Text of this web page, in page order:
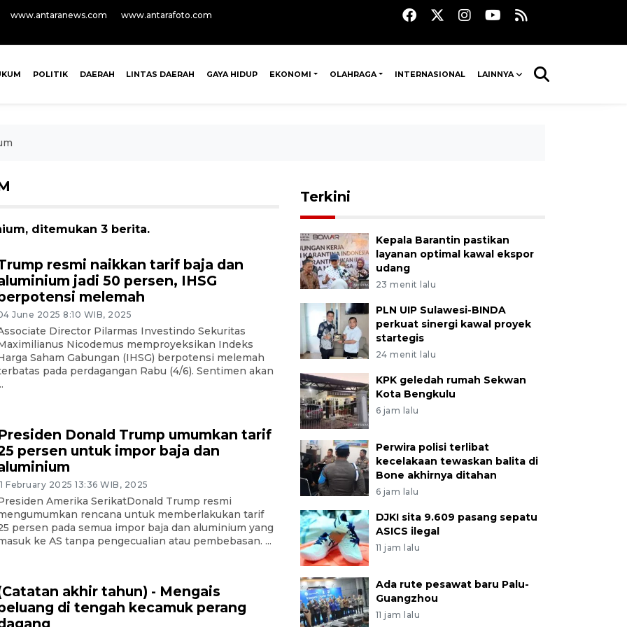
www.antaranews.com www.antarafoto.com
POLITIK DAERAH LINTAS DAERAH GAYA HIDUP EKONOMI OLAHRAGA INTERNASIONAL LAINNYA
ditemukan 3 berita.
resmi naikkan tarif baja dan
jadi 50 persen, IHSG
melemah
June 2025 8:10 WIB, 2025
Director Pilarmas Investindo Sekuritas
Nicodemus memproyeksikan Indeks
Saham Gabungan (IHSG) berpotensi melemah
pada perdagangan Rabu (4/6). Sentimen akan
Donald Trump umumkan tarif
persen untuk impor baja dan
February 2025 13:36 WIB, 2025
Amerika SerikatDonald Trump resmi
rencana untuk memberlakukan tarif
persen pada semua impor baja dan aluminium yang
ke AS tanpa pengecualian atau pembebasan. ...
akhir tahun) - Mengais
di tengah kecamuk perang
Terkini
Kepala Barantin pastikan
layanan optimal kawal ekspor
udang
23 menit lalu
PLN UIP Sulawesi-BINDA
perkuat sinergi kawal proyek
startegis
24 menit lalu
KPK geledah rumah Sekwan
Kota Bengkulu
6 jam lalu
Perwira polisi terlibat
kecelakaan tewaskan balita di
Bone akhirnya ditahan
6 jam lalu
DJKI sita 9.609 pasang sepatu
ASICS ilegal
11 jam lalu
Ada rute pesawat baru Palu-
Guangzhou
11 jam lalu